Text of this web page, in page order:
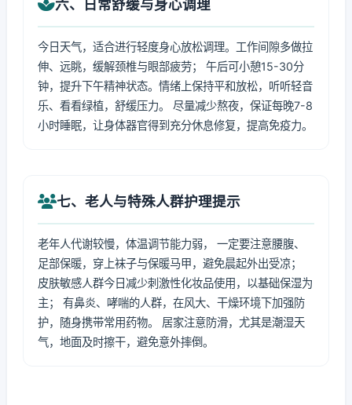
六、日常舒缓与身心调理
今日天气，适合进行轻度身心放松调理。工作间隙多做拉
伸、远眺，缓解颈椎与眼部疲劳； 午后可小憩15-30分
钟，提升下午精神状态。情绪上保持平和放松，听听轻音
乐、看看绿植，舒缓压力。 尽量减少熬夜，保证每晚7-8
小时睡眠，让身体器官得到充分休息修复，提高免疫力。
七、老人与特殊人群护理提示
老年人代谢较慢，体温调节能力弱， 一定要注意腰腹、
足部保暖，穿上袜子与保暖马甲，避免晨起外出受凉；
皮肤敏感人群今日减少刺激性化妆品使用，以基础保湿为
主； 有鼻炎、哮喘的人群，在风大、干燥环境下加强防
护，随身携带常用药物。 居家注意防滑，尤其是潮湿天
气，地面及时擦干，避免意外摔倒。